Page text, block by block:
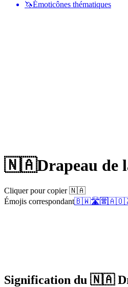
🦄Émoticônes thématiques
🇳🇦Drapeau de
Cliquer pour copier 🇳🇦
Émojis correspondant🇧🇼🛣️ 🈺🇦🇴
Signification du 🇳🇦